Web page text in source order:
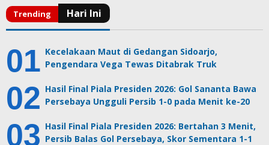
Kecelakaan Maut di Gedangan Sidoarjo,
Pengendara Vega Tewas Ditabrak Truk
Hasil Final Piala Presiden 2026: Gol Sananta Bawa
Persebaya Ungguli Persib 1-0 pada Menit ke-20
Hasil Final Piala Presiden 2026: Bertahan 3 Menit,
Persib Balas Gol Persebaya, Skor Sementara 1-1